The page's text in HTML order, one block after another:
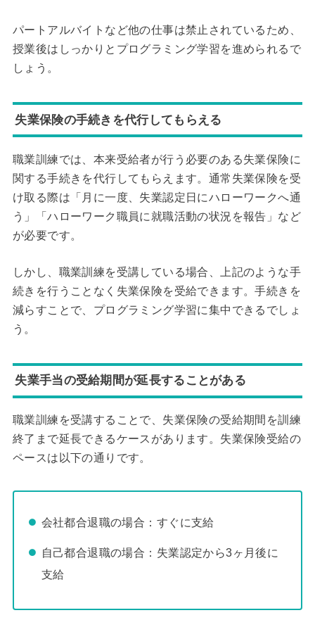
パートアルバイトなど他の仕事は禁止されているため、
授業後はしっかりとプログラミング学習を進められるで
しょう。
失業保険の手続きを代行してもらえる
職業訓練では、本来受給者が行う必要のある失業保険に
関する手続きを代行してもらえます。通常失業保険を受
け取る際は「月に一度、失業認定日にハローワークへ通
う」「ハローワーク職員に就職活動の状況を報告」など
が必要です。
しかし、職業訓練を受講している場合、上記のような手
続きを行うことなく失業保険を受給できます。手続きを
減らすことで、プログラミング学習に集中できるでしょ
う。
失業手当の受給期間が延長することがある
職業訓練を受講することで、失業保険の受給期間を訓練
終了まで延長できるケースがあります。失業保険受給の
ペースは以下の通りです。
会社都合退職の場合：すぐに支給
自己都合退職の場合：失業認定から3ヶ月後に
支給